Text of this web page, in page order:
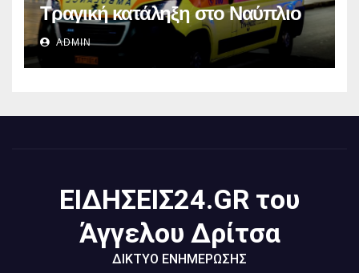
Τραγική κατάληξη στο Ναύπλιο
ADMIN
ΕΙΔΗΣΕΙΣ24.GR του
Άγγελου Δρίτσα
ΔΙΚΤΥΟ ΕΝΗΜΕΡΩΣΗΣ